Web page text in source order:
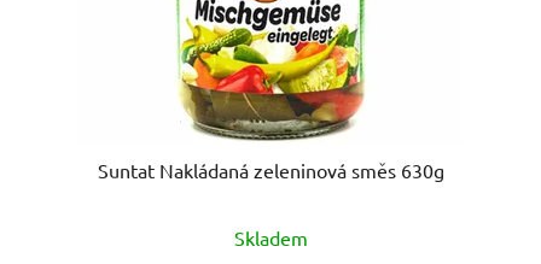
Suntat Nakládaná zeleninová směs 630g
Skladem